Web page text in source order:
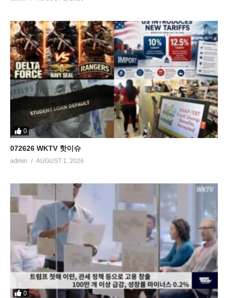
0
072626 WKTV 핫이슈
admin AUGUST 1, 2026
0